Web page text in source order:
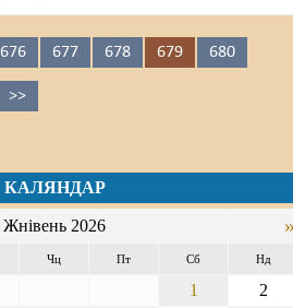
676 677 678 679 680
>>
КАЛЯНДАР
Жнівень 2026
Чц Пт Сб Нд
1
2